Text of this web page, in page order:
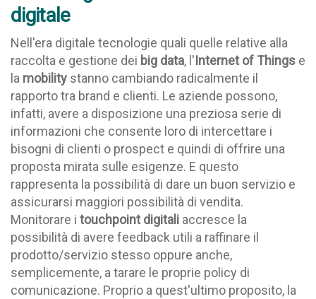
digitale
Nell'era digitale tecnologie quali quelle relative alla
raccolta e gestione dei big data, l'Internet of Things e
la mobility stanno cambiando radicalmente il
rapporto tra brand e clienti. Le aziende possono,
infatti, avere a disposizione una preziosa serie di
informazioni che consente loro di intercettare i
bisogni di clienti o prospect e quindi di offrire una
proposta mirata sulle esigenze. E questo
rappresenta la possibilità di dare un buon servizio e
assicurarsi maggiori possibilità di vendita.
Monitorare i touchpointdigitali accresce la
possibilità di avere feedback utili a raffinare il
prodotto/servizio stesso oppure anche,
semplicemente, a tarare le proprie policy di
comunicazione. Proprio a quest'ultimo proposito, la